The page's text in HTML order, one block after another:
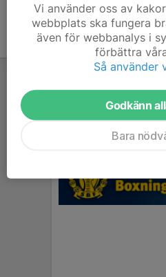
Vi använder oss av
webbplats ska fungera
även för webbanalys i
förbättra
Så använder
Godkänn
Bara